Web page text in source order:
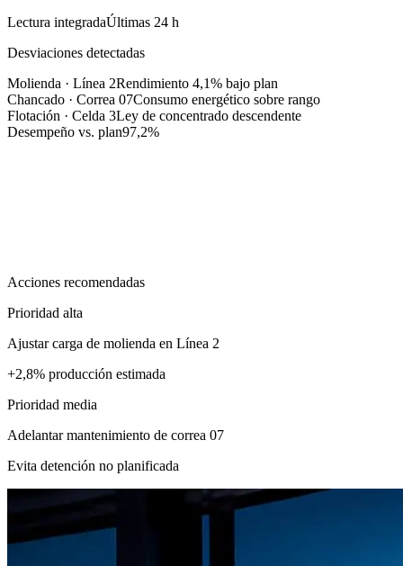
Lectura integradaÚltimas 24 h
Desviaciones detectadas
Molienda · Línea 2Rendimiento 4,1% bajo plan
Chancado · Correa 07Consumo energético sobre rango
Flotación · Celda 3Ley de concentrado descendente
Desempeño vs. plan97,2%
Acciones recomendadas
Prioridad alta
Ajustar carga de molienda en Línea 2
+2,8% producción estimada
Prioridad media
Adelantar mantenimiento de correa 07
Evita detención no planificada